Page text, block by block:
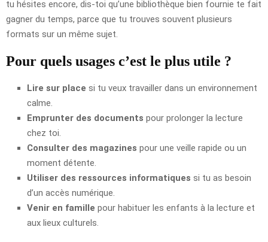
tu hésites encore, dis-toi qu’une bibliothèque bien fournie te fait
gagner du temps, parce que tu trouves souvent plusieurs
formats sur un même sujet.
Pour quels usages c’est le plus utile ?
Lire sur place si tu veux travailler dans un environnement
calme.
Emprunter des documents pour prolonger la lecture
chez toi.
Consulter des magazines pour une veille rapide ou un
moment détente.
Utiliser des ressources informatiques si tu as besoin
d’un accès numérique.
Venir en famille pour habituer les enfants à la lecture et
aux lieux culturels.